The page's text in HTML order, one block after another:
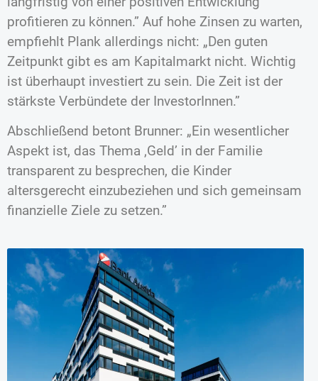
profitieren zu können.” Auf hohe Zinsen zu warten,
empfiehlt Plank allerdings nicht: „Den guten
Zeitpunkt gibt es am Kapitalmarkt nicht. Wichtig
ist überhaupt investiert zu sein. Die Zeit ist der
stärkste Verbündete der InvestorInnen.”
Abschließend betont Brunner: „Ein wesentlicher
Aspekt ist, das Thema ‚Geld’ in der Familie
transparent zu besprechen, die Kinder
altersgerecht einzubeziehen und sich gemeinsam
finanzielle Ziele zu setzen.”